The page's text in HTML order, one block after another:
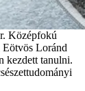
Középfokú
Eötvös Loránd
kezdett tanulni.